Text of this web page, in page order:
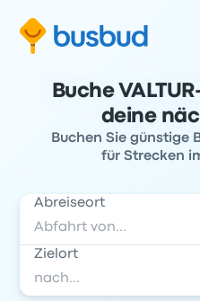
Buche
deine
Buchen Sie günstige
für Strecken
Abreiseort
Zielort